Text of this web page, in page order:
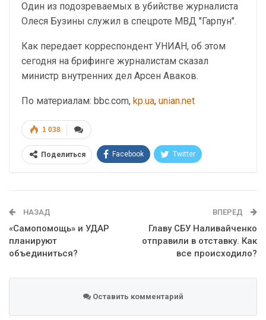
Один из подозреваемых в убийстве журналиста
Олеся Бузины служил в спецроте МВД "Гарпун".
Как передает корреспондент УНИАН, об этом
сегодня на брифинге журналистам сказал
министр внутренних дел Арсен Аваков.
По материалам: bbc.com, kp.ua, unian.net
1 038
Поделиться Facebook Twitter
НАЗАД
«Самопомощь» и УДАР
планируют
объединиться?
ВПЕРЕД
Главу СБУ Наливайченко
отправили в отставку. Как
все происходило?
Оставить комментарий